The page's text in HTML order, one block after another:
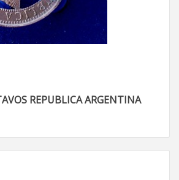
REPUBLICA ARGENTINA